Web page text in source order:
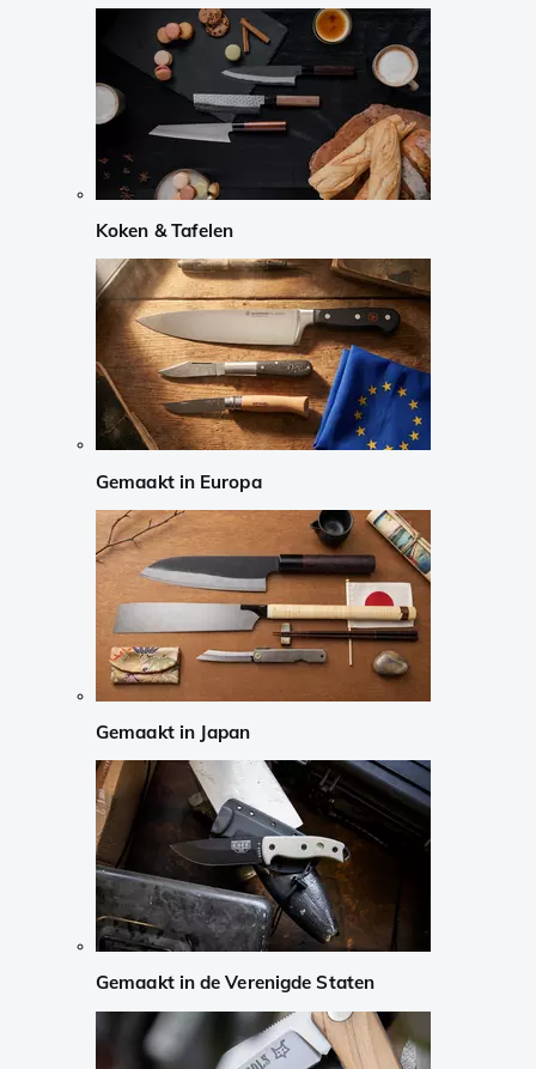
Koken & Tafelen
Gemaakt in Europa
Gemaakt in Japan
Gemaakt in de Verenigde Staten